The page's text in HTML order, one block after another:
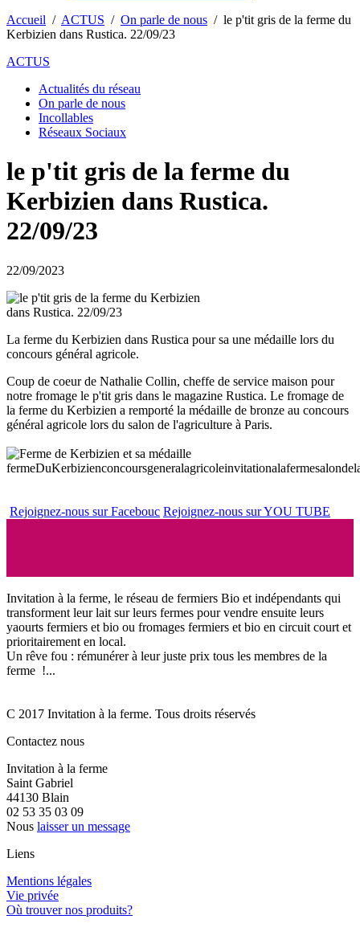
Accueil / ACTUS / On parle de nous / le p'tit gris de la ferme du
Kerbizien dans Rustica. 22/09/23
ACTUS
Actualités du réseau
On parle de nous
Incollables
Réseaux Sociaux
le p'tit gris de la ferme du
Kerbizien dans Rustica.
22/09/23
22/09/2023
La ferme du Kerbizien dans Rustica pour sa une médaille lors du
concours général agricole.
Coup de coeur de Nathalie Collin, cheffe de service maison pour
notre fromage le p'tit gris dans le magazine Rustica. Le fromage de
la ferme du Kerbizien a remporté la médaille de bronze au concours
général agricole lors du salon de l'agriculture à Paris.
fermeDuKerbizienconcoursgeneralagricoleinvitationalaferme
Rejoignez-nous sur Facebouc Rejoignez-nous sur YOU TUBE
Invitation à la ferme, le réseau de fermiers Bio et indépendants qui
transforment leur lait sur leurs fermes pour vendre ensuite leurs
yaourts fermiers et bio ou fromages fermiers et bio en circuit court et
prioritairement en local.
Un rêve fou : rémunérer à leur juste prix tous les membres de la
ferme !...
C 2017 Invitation à la ferme. Tous droits réservés
Contactez nous
Invitation à la ferme
Saint Gabriel
44130 Blain
02 53 35 03 09
Nous laisser un message
Liens
Mentions légales
Vie privée
Où trouver nos produits?